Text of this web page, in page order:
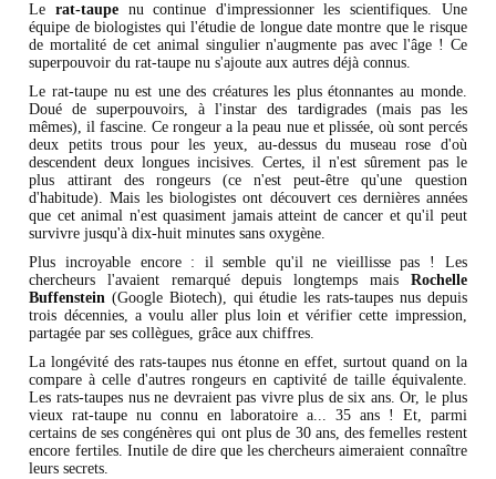
Lerat-taupe nu continue d'impressionner les scientifiques. Une
équipe de biologistes qui l'étudie de longue date montre que le risque
de mortalité de cet animal singulier n'augmente pas avec l'âge ! Ce
superpouvoir du rat-taupe nu s'ajoute aux autres déjà connus.
Le rat-taupe nu est une des créatures les plus étonnantes au monde.
Doué de superpouvoirs, à l'instar des tardigrades (mais pas les
mêmes), il fascine. Ce rongeur a la peau nue et plissée, où sont percés
deux petits trous pour les yeux, au-dessus du museau rose d'où
descendent deux longues incisives. Certes, il n'est sûrement pas le
plus attirant des rongeurs (ce n'est peut-être qu'une question
d'habitude). Mais les biologistes ont découvert ces dernières années
que cet animal n'est quasiment jamais atteint de cancer et qu'il peut
survivre jusqu'à dix-huit minutes sans oxygène.
Plus incroyable encore : il semble qu'il ne vieillisse pas ! Les
chercheurs l'avaient remarqué depuis longtemps mais Rochelle
Buffenstein (Google Biotech), qui étudie les rats-taupes nus depuis
trois décennies, a voulu aller plus loin et vérifier cette impression,
partagée par ses collègues, grâce aux chiffres.
La longévité des rats-taupes nus étonne en effet, surtout quand on la
compare à celle d'autres rongeurs en captivité de taille équivalente.
Les rats-taupes nus ne devraient pas vivre plus de six ans. Or, le plus
vieux rat-taupe nu connu en laboratoire a... 35 ans ! Et, parmi
certains de ses congénères qui ont plus de 30 ans, des femelles restent
encore fertiles. Inutile de dire que les chercheurs aimeraient connaître
leurs secrets.